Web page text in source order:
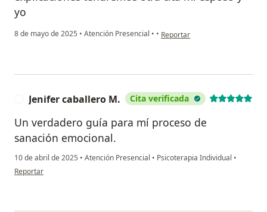
yo
8 de mayo de 2025 • Atención Presencial • • en opinión del usuario Sm
Reportar
Jenifer caballero M. Cita verificada
Un verdadero guía para mí proceso de
sanación emocional.
10 de abril de 2025 • Atención Presencial • Psicoterapia Individual •
en opinión del usuario Jenifer caballero M.
Reportar